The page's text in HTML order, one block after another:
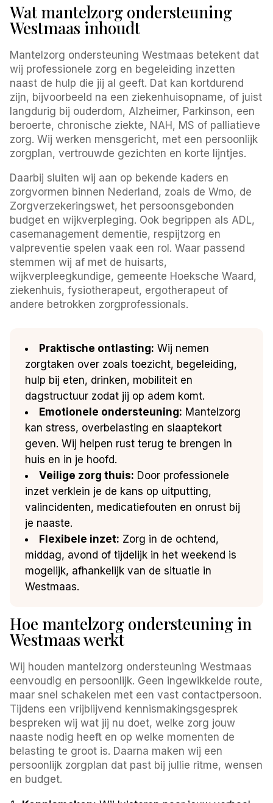
Wat mantelzorg ondersteuning
Westmaas inhoudt
Mantelzorg ondersteuning Westmaas betekent dat
wij professionele zorg en begeleiding inzetten
naast de hulp die jij al geeft. Dat kan kortdurend
zijn, bijvoorbeeld na een ziekenhuisopname, of juist
langdurig bij ouderdom, Alzheimer, Parkinson, een
beroerte, chronische ziekte, NAH, MS of palliatieve
zorg. Wij werken mensgericht, met een persoonlijk
zorgplan, vertrouwde gezichten en korte lijntjes.
Daarbij sluiten wij aan op bekende kaders en
zorgvormen binnen Nederland, zoals de Wmo, de
Zorgverzekeringswet, het persoonsgebonden
budget en wijkverpleging. Ook begrippen als ADL,
casemanagement dementie, respijtzorg en
valpreventie spelen vaak een rol. Waar passend
stemmen wij af met de huisarts,
wijkverpleegkundige, gemeente Hoeksche Waard,
ziekenhuis, fysiotherapeut, ergotherapeut of
andere betrokken zorgprofessionals.
Praktische ontlasting: Wij nemen
zorgtaken over zoals toezicht, begeleiding,
hulp bij eten, drinken, mobiliteit en
dagstructuur zodat jij op adem komt.
Emotionele ondersteuning: Mantelzorg
kan stress, overbelasting en slaaptekort
geven. Wij helpen rust terug te brengen in
huis en in je hoofd.
Veilige zorg thuis: Door professionele
inzet verklein je de kans op uitputting,
valincidenten, medicatiefouten en onrust bij
je naaste.
Flexibele inzet: Zorg in de ochtend,
middag, avond of tijdelijk in het weekend is
mogelijk, afhankelijk van de situatie in
Westmaas.
Hoe mantelzorg ondersteuning in
Westmaas werkt
Wij houden mantelzorg ondersteuning Westmaas
eenvoudig en persoonlijk. Geen ingewikkelde route,
maar snel schakelen met een vast contactpersoon.
Tijdens een vrijblijvend kennismakingsgesprek
bespreken wij wat jij nu doet, welke zorg jouw
naaste nodig heeft en op welke momenten de
belasting te groot is. Daarna maken wij een
persoonlijk zorgplan dat past bij jullie ritme, wensen
en budget.